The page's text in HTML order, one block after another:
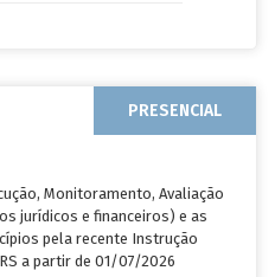
PRESENCIAL
Monitoramento, Avaliação
jurídicos e financeiros) e as
pela recente Instrução
a partir de 01/07/2026